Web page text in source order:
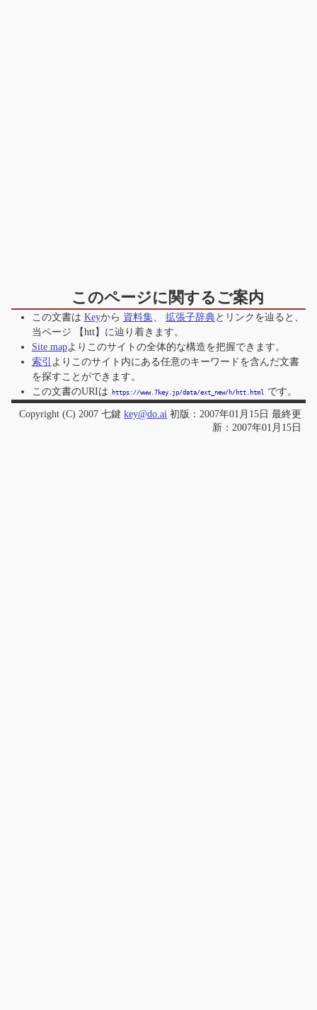
このページに関するご案内
この文書は Keyから 資料集、 拡張子辞典とリンクを辿ると、
当ページ
【htt】 に辿り着きます。
Site mapよりこのサイトの全体的な構造を把握できます。
索引 よりこのサイト内にある任意のキーワードを含んだ文書
を探すことができます。
この文書のURIは
https://www.7key.jp/data/ext_new/h/htt.html です。
Copyright (C) 2007 七鍵key@do.ai 初版：2007年01月15日 最終更
新：2007年01月15日